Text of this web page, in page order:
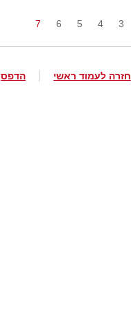
3
4
5
6
7
חזרה לעמוד ראשי הדפס